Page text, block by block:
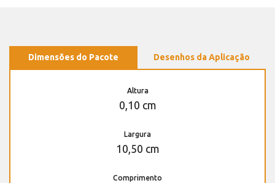
Dimensões do Pacote Desenhos da Aplicação
Altura
0,10 cm
Largura
10,50 cm
Comprimento